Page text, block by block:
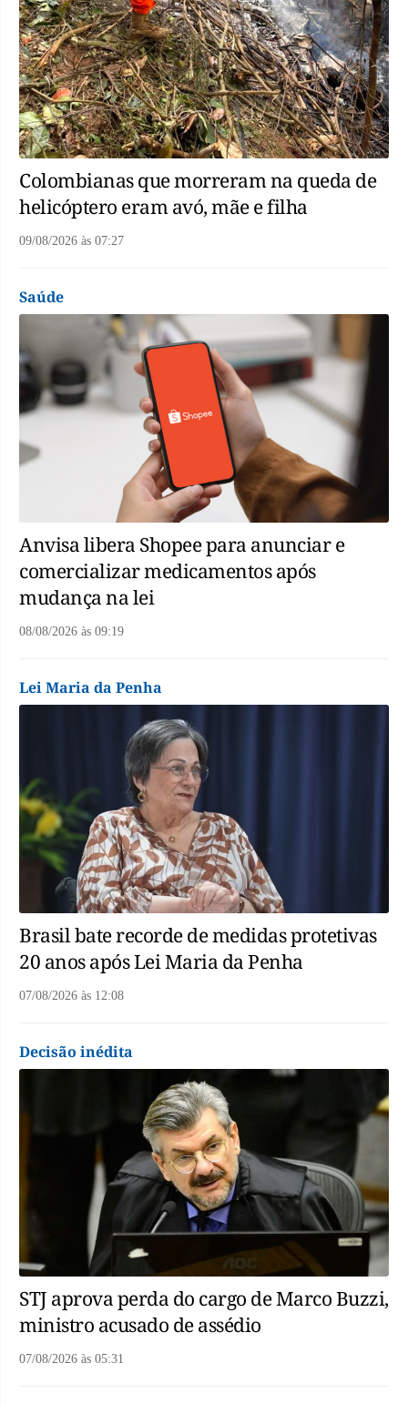
Colombianas que morreram na queda de
helicóptero eram avó, mãe e filha
09/08/2026 às 07:27
Saúde
Anvisa libera Shopee para anunciar e
comercializar medicamentos após
mudança na lei
08/08/2026 às 09:19
Lei Maria da Penha
Brasil bate recorde de medidas protetivas
20 anos após Lei Maria da Penha
07/08/2026 às 12:08
Decisão inédita
STJ aprova perda do cargo de Marco Buzzi,
ministro acusado de assédio
07/08/2026 às 05:31